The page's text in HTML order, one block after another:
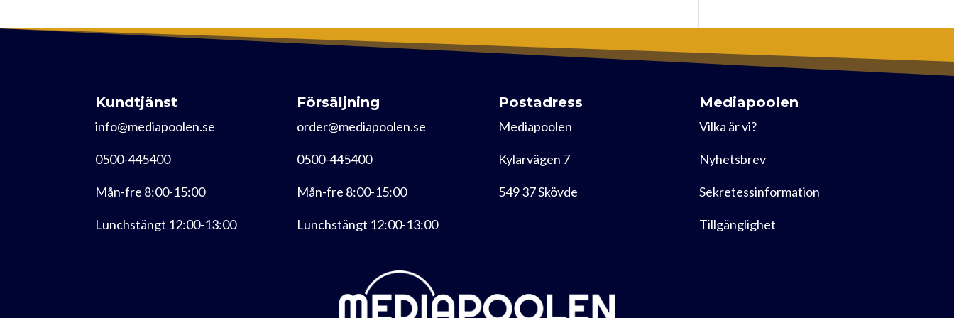
Kundtjänst
info@mediapoolen.se
0500-445400
Mån-fre 8:00-15:00
Lunchstängt 12:00-13:00
Försäljning
order@mediapoolen.se
0500-445400
Mån-fre 8:00-15:00
Lunchstängt 12:00-13:00
Postadress
Mediapoolen
Kylarvägen 7
549 37 Skövde
Mediapoolen
Vilka är vi?
Nyhetsbrev
Sekretessinformation
Tillgänglighet